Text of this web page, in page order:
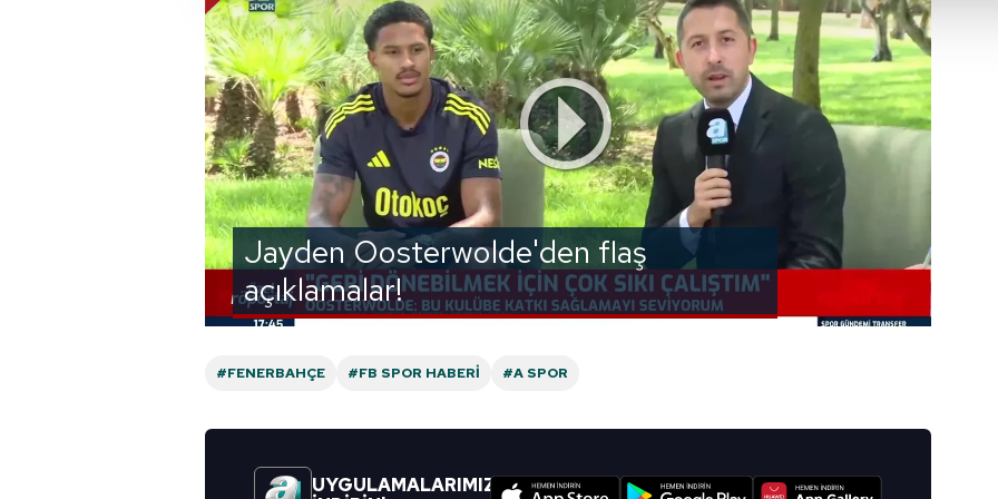
çerezler vasıtasıyla çeşitli kişisel verileriniz işlenmekte olup gerekli olan çerezler bilgi toplumu
amacıyla kullanılmaktadır. Diğer çerezler, sitemizin daha işlevsel kılınması ve
reklam/pazarlama faaliyetlerinin yapılması, amaçlarıyla sınırlı olarak açık rızanız dahilinde
Çerezlere ilişkin tercihlerinizi aşağıda yer alan panel vasıtasıyla belirleyebilirsiniz. Çerezlere
butonuna tıklayabilir,
Çerez Bilgilendirme Metnimizi ziyaret edebilirsiniz.
6698 sayılı Kişisel Verilerin Korunması Kanunu uyarınca hazırlanmış Aydınlatma Metnimizi
mevzuata uygun olarak kullanılan çerezlerle ilgili bilgi almak için lütfen
Jayden Oosterwolde'den flaş
açıklamalar!
#FENERBAHÇE #FB SPOR HABERI #A SPOR
UYGULAMALARIMIZI